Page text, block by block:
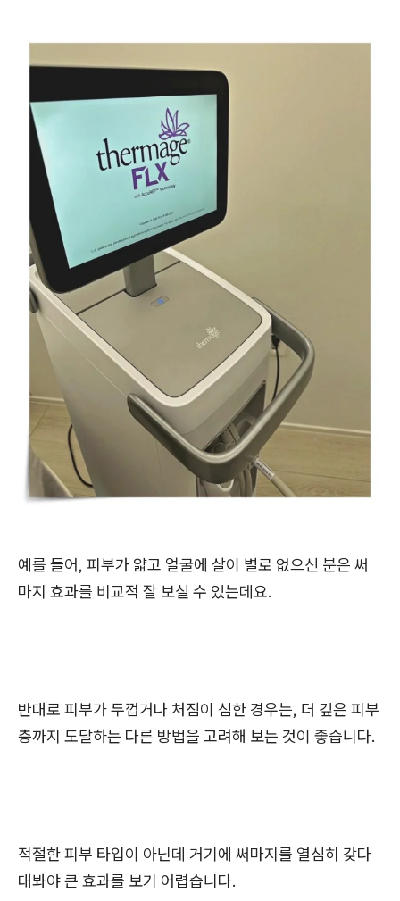
예를 들어, 피부가 얇고 얼굴에 살이 별로 없으신 분은 써
마지 효과를 비교적 잘 보실 수 있는데요.
반대로 피부가 두껍거나 처짐이 심한 경우는, 더 깊은 피부
층까지 도달하는 다른 방법을 고려해 보는 것이 좋습니다.
적절한 피부 타입이 아닌데 거기에 써마지를 열심히 갖다
대봐야 큰 효과를 보기 어렵습니다.